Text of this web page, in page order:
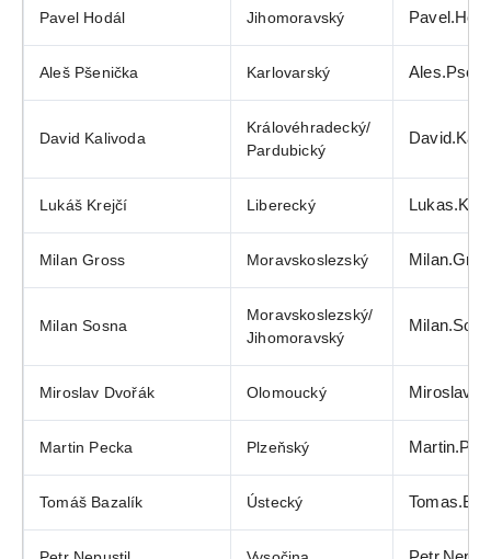
Pavel Hodál Jihomoravský
Aleš Pšenička Karlovarský
David Kalivoda
Královéhradecký/
Pardubický
Lukáš Krejčí Liberecký
Milan Gross Moravskoslezský
Milan Sosna
Moravskoslezský/
Jihomoravský
Miroslav Dvořák Olomoucký
Martin Pecka Plzeňský
Tomáš Bazalík Ústecký